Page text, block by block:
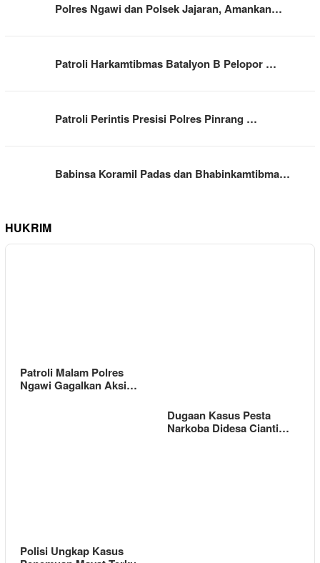
Polres Ngawi dan Polsek Jajaran, Amankan…
Patroli Harkamtibmas Batalyon B Pelopor …
Patroli Perintis Presisi Polres Pinrang …
Babinsa Koramil Padas dan Bhabinkamtibma…
HUKRIM
Patroli Malam Polres
Ngawi Gagalkan Aksi…
Dugaan Kasus Pesta
Narkoba Didesa Cianti…
Polisi Ungkap Kasus